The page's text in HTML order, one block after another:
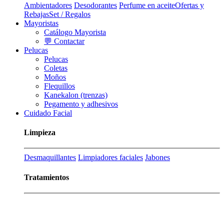
Ambientadores Desodorantes Perfume en aceiteOfertas y
RebajasSet / Regalos
Mayoristas
Catálogo Mayorista
💬 Contactar
Pelucas
Pelucas
Coletas
Moños
Flequillos
Kanekalon (trenzas)
Pegamento y adhesivos
Cuidado Facial
Limpieza
Desmaquillantes Limpiadores faciales Jabones
Tratamientos